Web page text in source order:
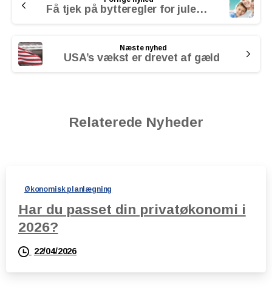
Reading Få tjek på bytteregler for julegaver
Næste nyhed
USA’s vækst er drevet af gæld
Relaterede Nyheder
Økonomisk planlægning
Har du passet din privatøkonomi i
2026?
22/04/2026